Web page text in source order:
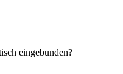
eingebunden?